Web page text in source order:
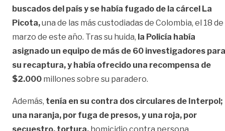
buscados del país y se había fugado de la cárcel La
Picota,una de las más custodiadas de Colombia, el 18 de
marzo de este año. Tras su huida, la Policía había
asignado un equipo de más de 60 investigadores para
su recaptura, y había ofrecido una recompensa de
$2.000 millones sobre su paradero.
Además, tenía en su contra dos circulares de Interpol;
una naranja, por fuga de presos, y una roja, por